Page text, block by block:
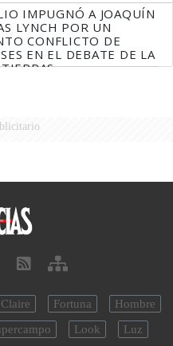
IMPUGNÓ A JOAQUÍN
LYNCH POR UN
CONFLICTO DE
EN EL DEBATE DE LA
Fortuna
Hombre
Look Luz